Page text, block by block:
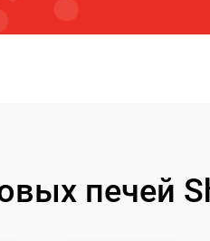
печей